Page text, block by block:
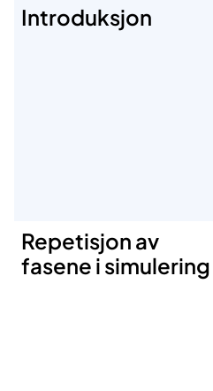
Introduksjon
Repetisjon av
fasene i simulering